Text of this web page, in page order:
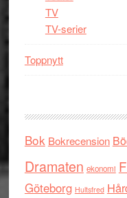
TV
TV-serier
Toppnytt
Bok Bokrecension
Dramaten ekonomi
Göteborg Hultsfred